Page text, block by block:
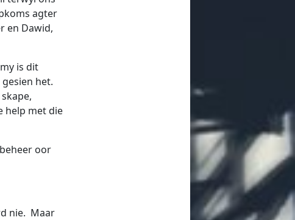
agter
en Dawid,
is dit
het.
help met die
oor
nie. Maar